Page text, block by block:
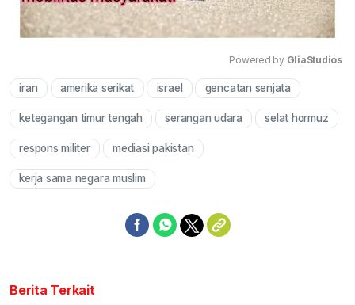
Mute
Powered by GliaStudios
iran amerika serikat israel gencatan senjata
ketegangan timur tengah serangan udara selat hormuz
respons militer mediasi pakistan
kerja sama negara muslim
Berita Terkait